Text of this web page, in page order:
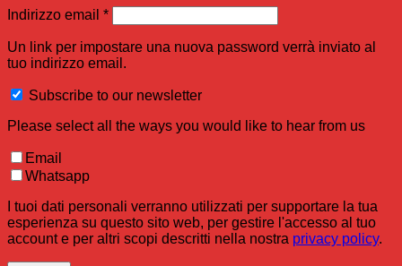
Indirizzo email *Richiesto
Un link per impostare una nuova password verrà inviato al
tuo indirizzo email.
Subscribe to our newsletter
Please select all the ways you would like to hear from us
Email
Whatsapp
I tuoi dati personali verranno utilizzati per supportare la tua
esperienza su questo sito web, per gestire l'accesso al tuo
account e per altri scopi descritti nella nostra privacy policy.